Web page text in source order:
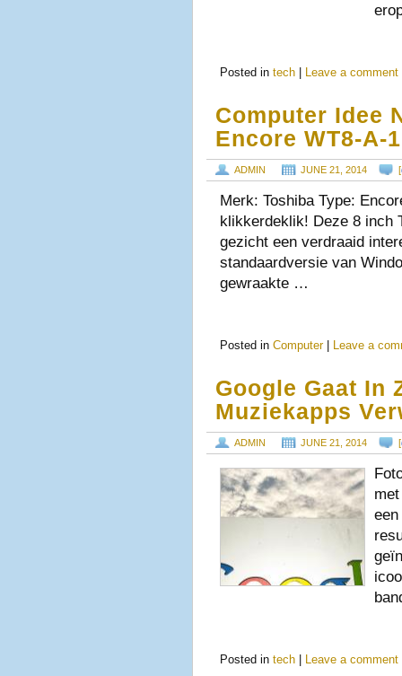
Posted in tech Leave a comment
Computer Idee
Encore WT8-A-
ADMIN JUNE 21, 2014 [
Merk: Toshiba Type:
klikkerdeklik! Deze 8 inch
gezicht een verdraaid
standaardversie van
gewraakte …
Posted in Computer Leave a
Google Gaat In
Muziekapps
ADMIN JUNE 21, 2014 [
Posted in tech Leave a comment